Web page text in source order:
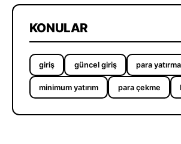
KONULAR
giriş güncel giriş para yatırma
minimum yatırım para çekme